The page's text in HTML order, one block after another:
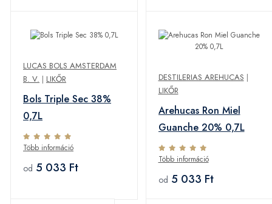
LUCAS BOLS AMSTERDAM
B. V. | LIKŐR
Bols Triple Sec 38%
0,7L
Több információ
od 5 033 Ft
DESTILERIAS AREHUCAS |
LIKŐR
Arehucas Ron Miel
Guanche 20% 0,7L
Több információ
od 5 033 Ft